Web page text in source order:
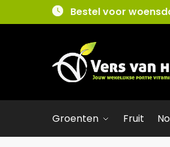
Bestel voor
Groenten Fruit